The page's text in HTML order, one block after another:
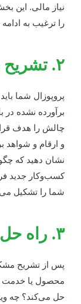
مالی. این بخش
ترغیب به ادامه
شما باید با
نشده در
را هدف قرار
ارقام و شواهد
دهید که چگونه
جدید فراهم
را تشکیل می‌دهد.
از تشریح مشکل،
یا خدمت شما
می‌کند؟ چه